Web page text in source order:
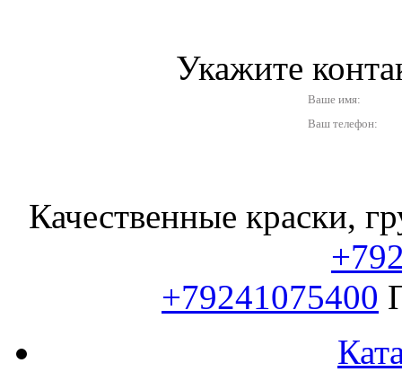
Укажите
Ваше имя:
Ваш телефон:
Качественные краски,
+79241075400